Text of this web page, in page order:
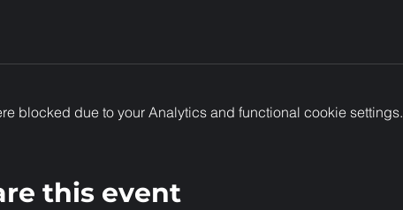
blocked due to your Analytics and functional cookie settings.
this event